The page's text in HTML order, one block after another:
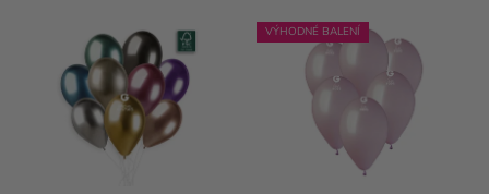
Dárky
merch
Svátky
VÝHODNÉ BALENÍ